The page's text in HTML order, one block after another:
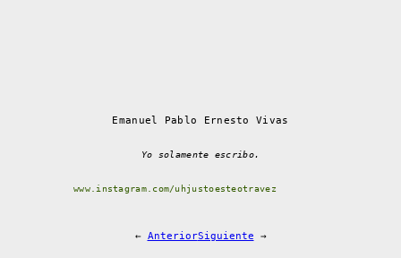
Emanuel Pablo Ernesto Vivas
Yo solamente escribo.
www.instagram.com/uhjustoesteotravez
← AnteriorSiguiente →